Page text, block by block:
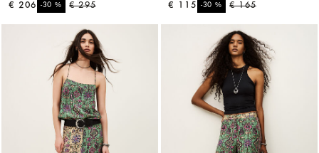
€ 295
-30%
€ 206
€ 165
-30%
€ 115